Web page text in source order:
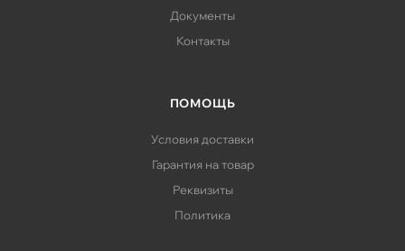
Документы
Контакты
ПОМОЩЬ
Условия доставки
Гарантия на товар
Реквизиты
Политика